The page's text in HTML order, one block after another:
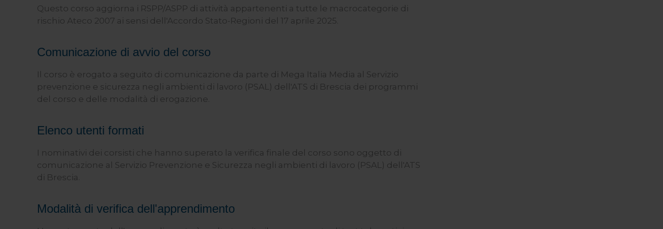
Questo corso aggiorna i RSPP/ASPP di attività appartenenti a tutte le macrocategorie di
rischio Ateco 2007 ai sensi dell'Accordo Stato-Regioni del 17 aprile 2025.
Comunicazione di avvio del corso
Il corso è erogato a seguito di comunicazione da parte di Mega Italia Media al Servizio
prevenzione e sicurezza negli ambienti di lavoro (PSAL) dell'ATS di Brescia dei programmi
del corso e delle modalità di erogazione.
Elenco utenti formati
I nominativi dei corsisti che hanno superato la verifica finale del corso sono oggetto di
comunicazione al Servizio Prevenzione e Sicurezza negli ambienti di lavoro (PSAL) dell'ATS
di Brescia.
Modalità di verifica dell'apprendimento